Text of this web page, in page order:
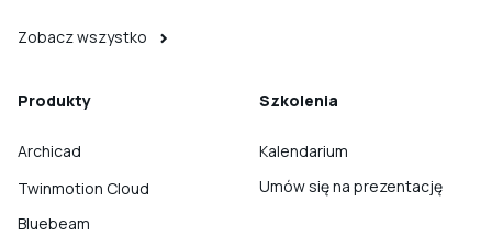
Zobacz wszystko
Produkty
Archicad
Twinmotion Cloud
Bluebeam
Szkolenia
Kalendarium
Umów się na prezentację